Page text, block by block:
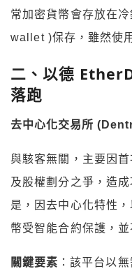
常加密貨幣會存放在
wallet )保存，雖然使
二、以德
落跑
去中心化交易所
與駭客無關，主要因
及股權劃分之爭，造
是，因去中心化特性
幣受智能合約保護，
關鍵要素 ：該平台以